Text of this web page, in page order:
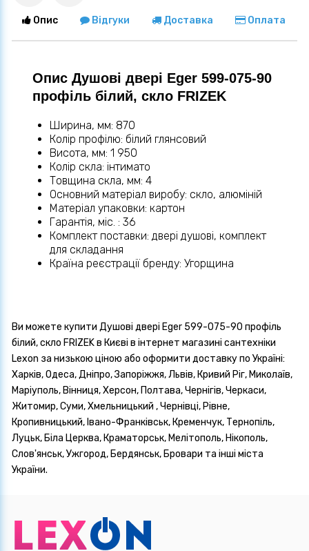
Опис Відгуки Доставка Оплата
Опис Душові двері Eger 599-075-90
профіль білий, скло FRIZEK
Ширина, мм: 870
Колір профілю: білий глянсовий
Висота, мм: 1 950
Колір скла: інтимато
Товщина скла, мм: 4
Основний матеріал виробу: скло, алюміній
Матеріал упаковки: картон
Гарантія, міс. : 36
Комплект поставки: двері душові, комплект
для складання
Країна реєстрації бренду: Угорщина
Ви можете купити Душові двері Eger 599-075-90 профіль
білий, скло FRIZEK в Києві в інтернет магазині сантехніки
Lexon за низькою ціною або оформити доставку по Україні:
Харків, Одеса, Дніпро, Запоріжжя, Львів, Кривий Ріг, Миколаїв,
Маріуполь, Вінниця, Херсон, Полтава, Чернігів, Черкаси,
Житомир, Суми, Хмельницький , Чернівці, Рівне,
Кропивницький, Івано-Франківськ, Кременчук, Тернопіль,
Луцьк, Біла Церква, Краматорськ, Мелітополь, Нікополь,
Слов'янськ, Ужгород, Бердянськ, Бровари та інші міста
України.